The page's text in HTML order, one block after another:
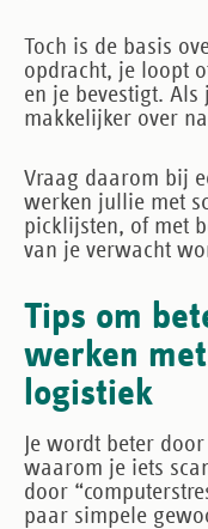
Toch is de basis
opdracht, je loopt
en je bevestigt.
makkelijker over
Vraag daarom bij
werken jullie met
picklijsten, of met
van je verwacht
Tips om
werken
logistiek
Je wordt beter
waarom je iets
door
paar simpele